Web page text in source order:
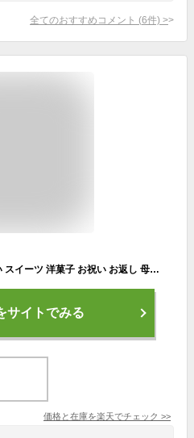
全てのおすすめコメント (6件) >
お菓子 詰め合わせ ギフト 可愛い スイーツ 洋菓子 お祝い お返し 母の日 卒業 卒園 入学 就職 入社 新生活 新年度 個包装HFM-30N28 フィナンシェ・マドレーヌ詰め合わせ 24個入り
サイトでみる
価格と在庫を楽天でチェック >>